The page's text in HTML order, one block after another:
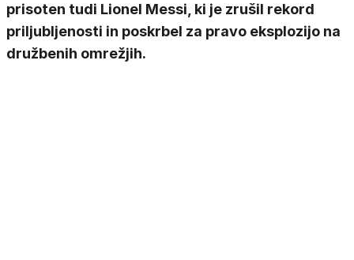
prisoten tudi Lionel Messi, ki je zrušil rekord
priljubljenosti in poskrbel za pravo eksplozijo na
družbenih omrežjih.